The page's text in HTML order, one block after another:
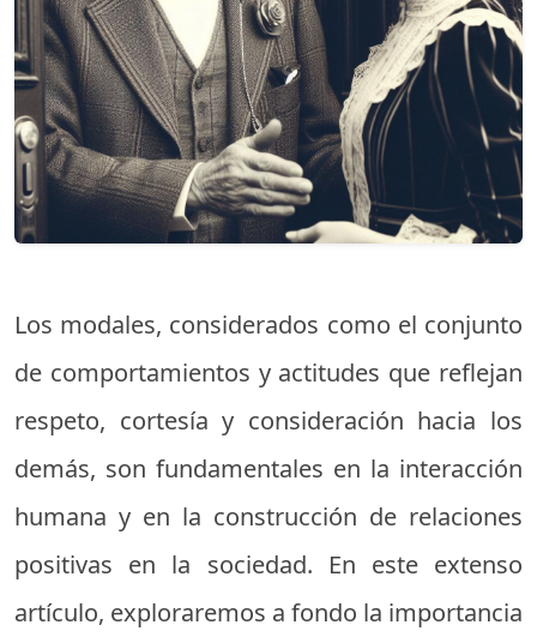
Los modales, considerados como el conjunto
de comportamientos y actitudes que reflejan
respeto, cortesía y consideración hacia los
demás, son fundamentales en la interacción
humana y en la construcción de relaciones
positivas en la sociedad. En este extenso
artículo, exploraremos a fondo la importancia